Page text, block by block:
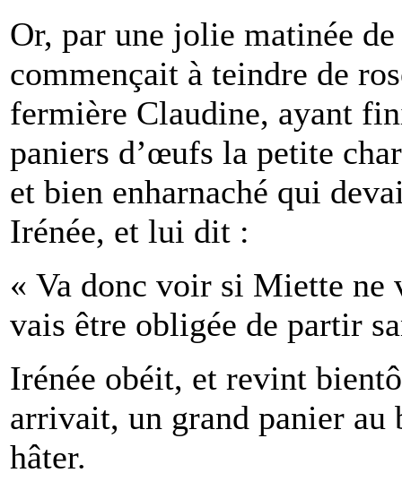
Or, par une jolie matinée
commençait à teindre de
fermière Claudine, ayant
paniers d’œufs la petite
et bien enharnaché qui
Irénée, et lui dit :
« Va donc voir si Miette ne
vais être obligée de partir
Irénée obéit, et revint
arrivait, un grand panier au
hâter.